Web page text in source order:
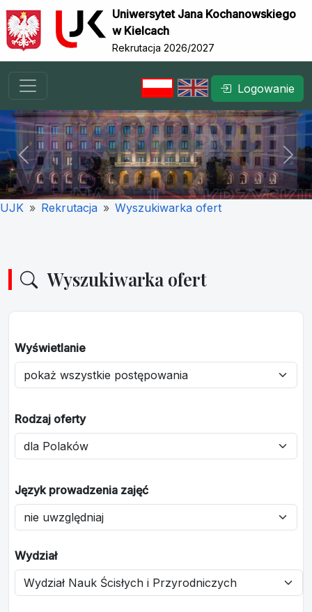
Uniwersytet Jana Kochanowskiego
w Kielcach
Rekrutacja 2026/2027
Logowanie
Previous Next
UJK Rekrutacja Wyszukiwarka ofert
Wyszukiwarka ofert
Wyświetlanie
Rodzaj oferty
Język prowadzenia zajęć
Wydział